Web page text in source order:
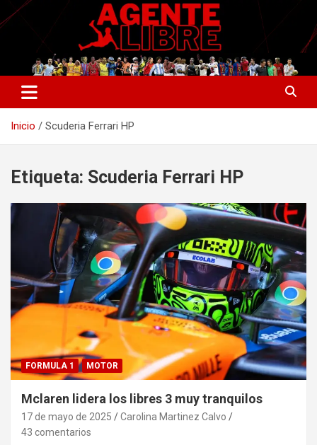
Saltar
al
Agente Libre Digital
La nueva generación del periodismo deportivo.
Inicio Scuderia Ferrari HP
Etiqueta: Scuderia Ferrari HP
FORMULA 1 MOTOR
Mclaren lidera los libres 3 muy tranquilos
17 de mayo de 2025
Carolina Martinez Calvo
43 comentarios